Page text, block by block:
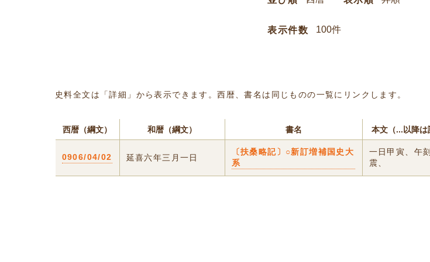
表示件数
史料全文は「詳細」から表示できます。西暦、書名は同じものの一覧にリンクします。
西暦（綱文） 和暦（綱文） 書名 本文（...以降は
0906/04/02 延喜六年三月一日
〔扶桑略記〕○新訂増補国史大
系
一日甲寅、午
震、